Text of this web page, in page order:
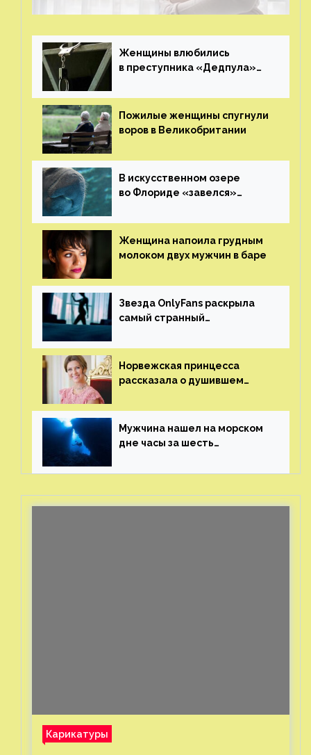
Женщины влюбились
в преступника «Дедпула»
ему жизнь
Пожилые женщины спугнули
воров в Великобритании
В искусственном озере
во Флориде «завелся»
Женщина напоила грудным
молоком двух мужчин в баре
Звезда OnlyFans раскрыла
самый странный
от фаната
Норвежская принцесса
рассказала о душившем
генерала
Мужчина нашел на морском
дне часы за шесть
с помощью пластиковых
Карикатуры